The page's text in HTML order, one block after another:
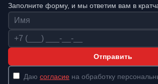
Заполните форму, и мы ответим вам в
Имя
Телефон
Отправить
Даю согласие на обработку